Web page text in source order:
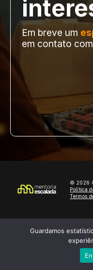
Em breve um
em contato
© 2026
Política
Termos
Guardamos